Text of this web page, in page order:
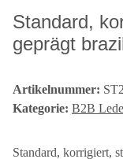
Standard,
geprägt
Artikelnummer:
Kategorie: B2B
Standard, korrigiert,